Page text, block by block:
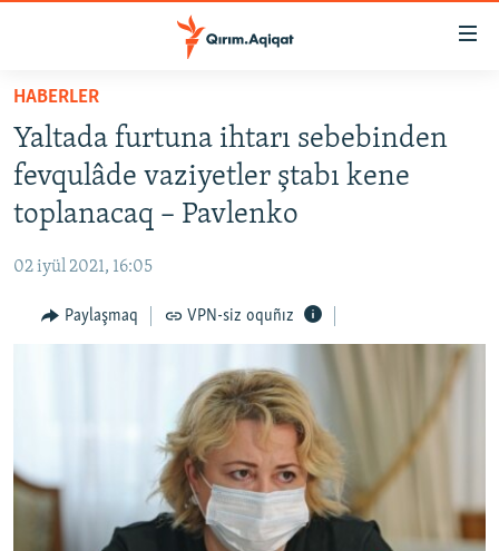
Esas
qaytmaq
Baş
navigatsiyağa
qaytmaq
Qıdıruvğa
qaytmaq
HABERLER
SİYASET
İQTİSADİYAT
MEDENİYET
İNSAN AQLARI
FİKİR
Русский
HABERLER
Yaltada furtuna ihtarı sebebinden
fevqulâde vaziyetler ştabı kene
toplanacaq – Pavlenko
02 iyül 2021, 16:05
Paylaşmaq VPN-siz oquñız